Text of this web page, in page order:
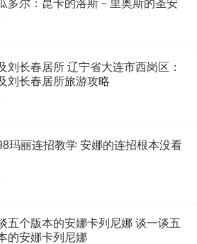
多尔：昆卡的洛斯－里奥斯的圣安
中心旅游攻略
刘长春居所 辽宁省大连市西岗区：
刘长春居所旅游攻略
玛丽连招教学 安娜的连招根本没看
五个版本的安娜卡列尼娜 谈一谈五
的安娜卡列尼娜